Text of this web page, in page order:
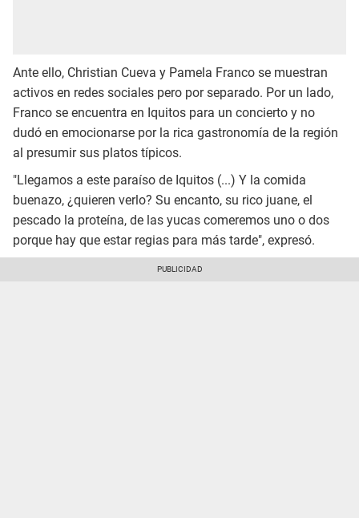
Ante ello, Christian Cueva y Pamela Franco se muestran
activos en redes sociales pero por separado. Por un lado,
Franco se encuentra en Iquitos para un concierto y no
dudó en emocionarse por la rica gastronomía de la región
al presumir sus platos típicos.
"Llegamos a este paraíso de Iquitos (...) Y la comida
buenazo, ¿quieren verlo? Su encanto, su rico juane, el
pescado la proteína, de las yucas comeremos uno o dos
porque hay que estar regias para más tarde", expresó.